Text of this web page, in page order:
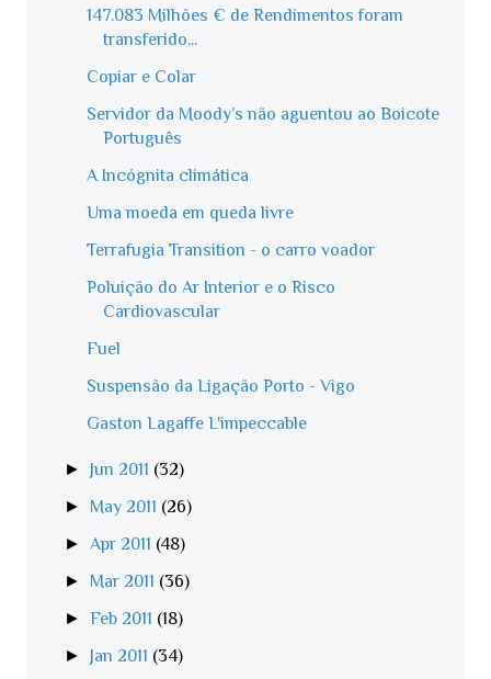
147.083 Milhões € de Rendimentos foram
transferido...
Copiar e Colar
Servidor da Moody’s não aguentou ao Boicote
Português
A Incógnita climática
Uma moeda em queda livre
Terrafugia Transition - o carro voador
Poluição do Ar Interior e o Risco
Cardiovascular
Fuel
Suspensão da Ligação Porto - Vigo
Gaston Lagaffe L'impeccable
► Jun 2011 (32)
► May 2011 (26)
►Apr 2011 (48)
► Mar 2011 (36)
►Feb 2011 (18)
► Jan 2011 (34)